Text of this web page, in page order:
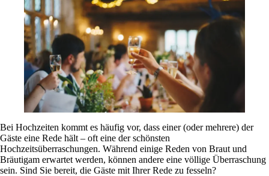
Bei Hochzeiten kommt es häufig vor, dass einer (oder mehrere) der
Gäste eine Rede hält – oft eine der schönsten
Hochzeitsüberraschungen. Während einige Reden von Braut und
Bräutigam erwartet werden, können andere eine völlige Überraschung
sein. Sind Sie bereit, die Gäste mit Ihrer Rede zu fesseln?